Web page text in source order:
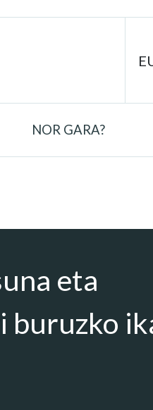
NOR GARA?
eta
buruzko